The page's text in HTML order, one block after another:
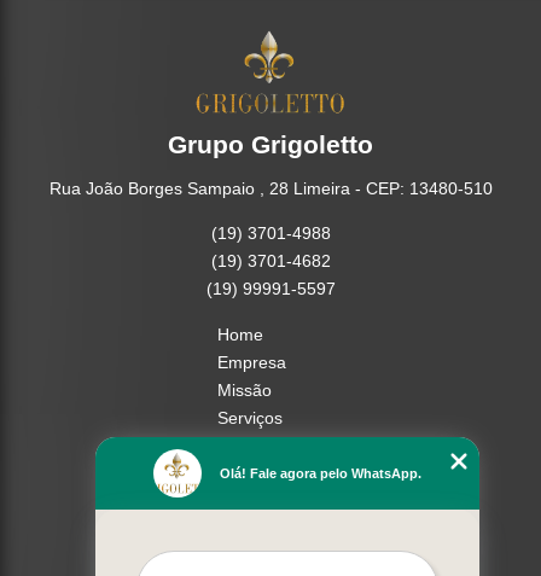
Grupo Grigoletto
Rua João Borges Sampaio , 28 Limeira - CEP: 13480-510
(19) 3701-4988
(19) 3701-4682
(19) 99991-5597
Home
Empresa
Missão
Serviços
Mapa do site
Olá! Fale agora pelo WhatsApp.